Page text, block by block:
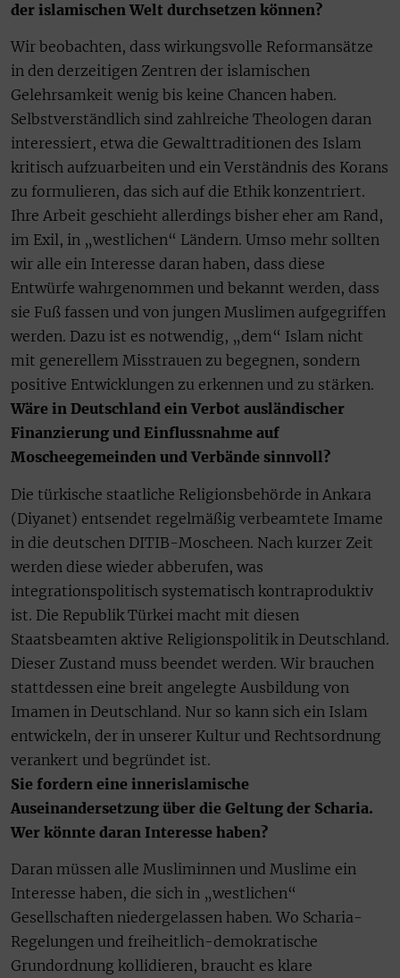
der islamischen Welt durchsetzen können?
Wir beobachten, dass wirkungsvolle Reformansätze
in den derzeitigen Zentren der islamischen
Gelehrsamkeit wenig bis keine Chancen haben.
Selbstverständlich sind zahlreiche Theologen daran
interessiert, etwa die Gewalttraditionen des Islam
kritisch aufzuarbeiten und ein Verständnis des Korans
zu formulieren, das sich auf die Ethik konzentriert.
Ihre Arbeit geschieht allerdings bisher eher am Rand,
im Exil, in „westlichen“ Ländern. Umso mehr sollten
wir alle ein Interesse daran haben, dass diese
Entwürfe wahrgenommen und bekannt werden, dass
sie Fuß fassen und von jungen Muslimen aufgegriffen
werden. Dazu ist es notwendig, „dem“ Islam nicht
mit generellem Misstrauen zu begegnen, sondern
positive Entwicklungen zu erkennen und zu stärken.
Wäre in Deutschland ein Verbot ausländischer
Finanzierung und Einflussnahme auf
Moscheegemeinden und Verbände sinnvoll?
Die türkische staatliche Religionsbehörde in Ankara
(Diyanet) entsendet regelmäßig verbeamtete Imame
in die deutschen DITIB-Moscheen. Nach kurzer Zeit
werden diese wieder abberufen, was
integrationspolitisch systematisch kontraproduktiv
ist. Die Republik Türkei macht mit diesen
Staatsbeamten aktive Religionspolitik in Deutschland.
Dieser Zustand muss beendet werden. Wir brauchen
stattdessen eine breit angelegte Ausbildung von
Imamen in Deutschland. Nur so kann sich ein Islam
entwickeln, der in unserer Kultur und Rechtsordnung
verankert und begründet ist.
Sie fordern eine innerislamische
Auseinandersetzung über die Geltung der Scharia.
Wer könnte daran Interesse haben?
Daran müssen alle Musliminnen und Muslime ein
Interesse haben, die sich in „westlichen“
Gesellschaften niedergelassen haben. Wo Scharia-
Regelungen und freiheitlich-demokratische
Grundordnung kollidieren, braucht es klare